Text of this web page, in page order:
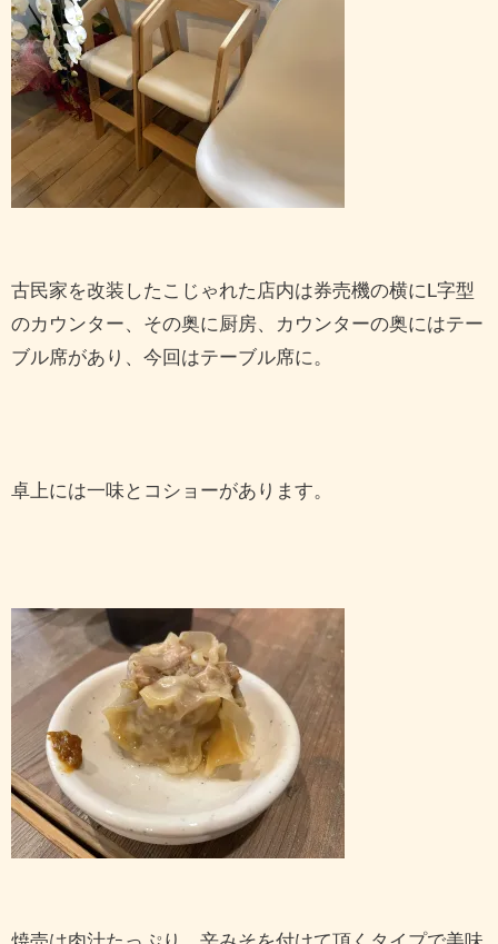
古民家を改装したこじゃれた店内は券売機の横にL字型
のカウンター、その奥に厨房、カウンターの奥にはテー
ブル席があり、今回はテーブル席に。
卓上には一味とコショーがあります。